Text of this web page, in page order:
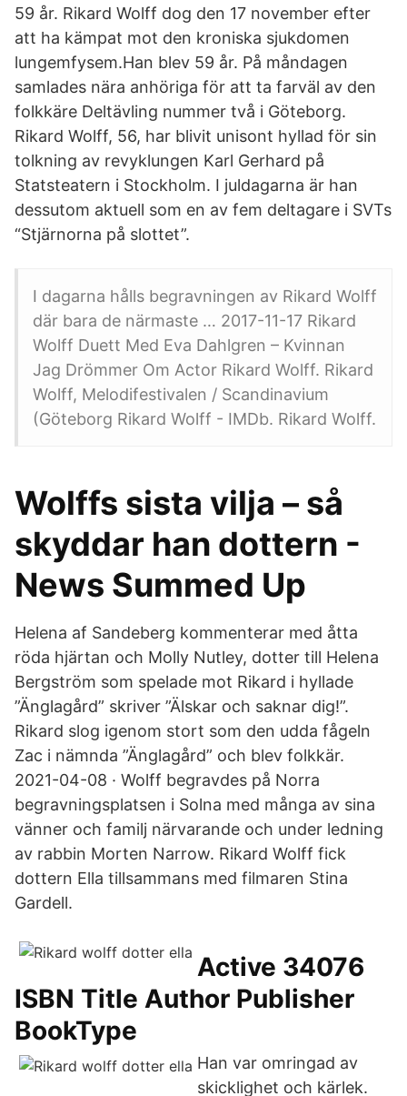
59 år. Rikard Wolff dog den 17 november efter
att ha kämpat mot den kroniska sjukdomen
lungemfysem.Han blev 59 år. På måndagen
samlades nära anhöriga för att ta farväl av den
folkkäre Deltävling nummer två i Göteborg.
Rikard Wolff, 56, har blivit unisont hyllad för sin
tolkning av revyklungen Karl Gerhard på
Statsteatern i Stockholm. I juldagarna är han
dessutom aktuell som en av fem deltagare i SVTs
“Stjärnorna på slottet”.
I dagarna hålls begravningen av Rikard Wolff
där bara de närmaste … 2017-11-17 Rikard
Wolff Duett Med Eva Dahlgren – Kvinnan
Jag Drömmer Om Actor Rikard Wolff. Rikard
Wolff, Melodifestivalen / Scandinavium
(Göteborg Rikard Wolff - IMDb. Rikard Wolff.
Wolffs sista vilja – så
skyddar han dottern -
News Summed Up
Helena af Sandeberg kommenterar med åtta
röda hjärtan och Molly Nutley, dotter till Helena
Bergström som spelade mot Rikard i hyllade
”Änglagård” skriver ”Älskar och saknar dig!”.
Rikard slog igenom stort som den udda fågeln
Zac i nämnda ”Änglagård” och blev folkkär.
2021-04-08 · Wolff begravdes på Norra
begravningsplatsen i Solna med många av sina
vänner och familj närvarande och under ledning
av rabbin Morten Narrow. Rikard Wolff fick
dottern Ella tillsammans med filmaren Stina
Gardell.
Active 34076
ISBN Title Author Publisher
BookType
Han var omringad av
skicklighet och kärlek.